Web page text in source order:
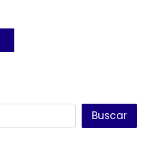
Buscar